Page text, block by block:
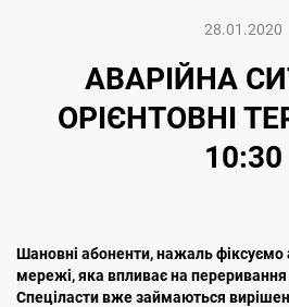
28.01.2020
АВАРІЙНА
ОРІЄНТОВНІ
10:30
Шановні абоненти, нажаль фіксуємо
мережі, яка впливає на переривання
Спеціласти вже займаються